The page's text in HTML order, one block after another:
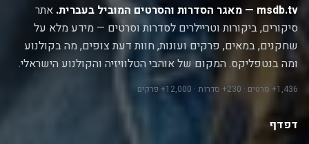
msdb.tv — מאגר הסדרות והסרטים המוביל בעברית.
אתר
סיקורים, ביקורות וטריילרים לסדרות וסרטים — מידע מלא על
שחקנים, במאים, פרקים ועונות, חוות דעת צופים, מה בקולנוע
ומה בנטפליקס. המקום של אוהבי הטלוויזיה והקולנוע הישראלי.
1,436+ סרטים · 230+ סדרות · 12,000+ פרקים
דפדף